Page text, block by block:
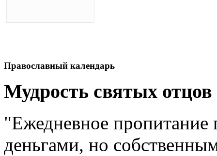
Православный календарь
Мудрость святых отцов
"Ежедневное
деньгами, но